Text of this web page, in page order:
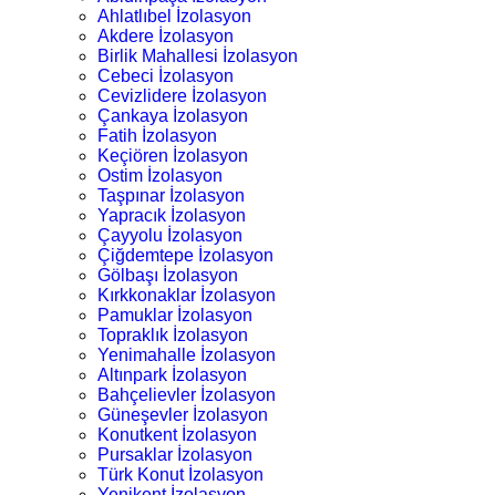
Ahlatlıbel İzolasyon
Akdere İzolasyon
Birlik Mahallesi İzolasyon
Cebeci İzolasyon
Cevizlidere İzolasyon
Çankaya İzolasyon
Fatih İzolasyon
Keçiören İzolasyon
Ostim İzolasyon
Taşpınar İzolasyon
Yapracık İzolasyon
Çayyolu İzolasyon
Çiğdemtepe İzolasyon
Gölbaşı İzolasyon
Kırkkonaklar İzolasyon
Pamuklar İzolasyon
Topraklık İzolasyon
Yenimahalle İzolasyon
Altınpark İzolasyon
Bahçelievler İzolasyon
Güneşevler İzolasyon
Konutkent İzolasyon
Pursaklar İzolasyon
Türk Konut İzolasyon